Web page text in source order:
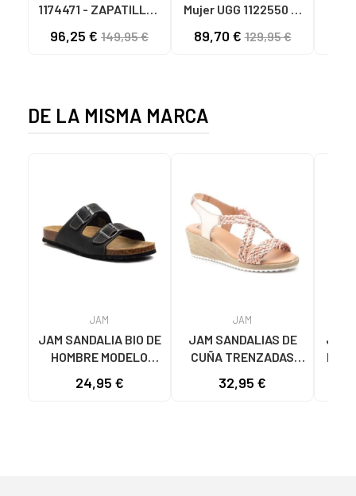
1174471 - ZAPATILLAS
BLACK
96,25 € 149,95 €
Mujer UGG 1122550 W
CHESTNUT
89,70 €129,95 €
DE LA MISMA MARCA
JAM
JAM SANDALIA BIO DE
HOMBRE MODELO
HEBILLAS NEGRO
24,95 €
JAM
JAM SANDALIAS DE
CUÑA TRENZADAS
32,95 €
JAM
DE